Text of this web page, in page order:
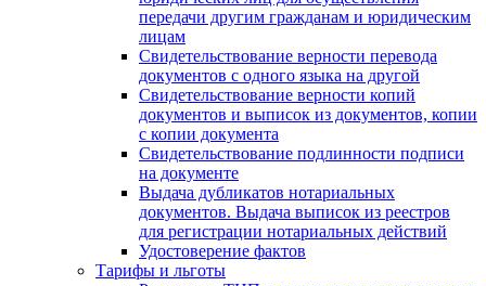
передачи другим гражданам и юридическим
лицам
Свидетельствование верности перевода
документов с одного языка на другой
Свидетельствование верности копий
документов и выписок из документов, копии
с копии документа
Свидетельствование подлинности подписи
на документе
Выдача дубликатов нотариальных
документов. Выдача выписок из реестров
для регистрации нотариальных действий
Удостоверение фактов
Тарифы и льготы